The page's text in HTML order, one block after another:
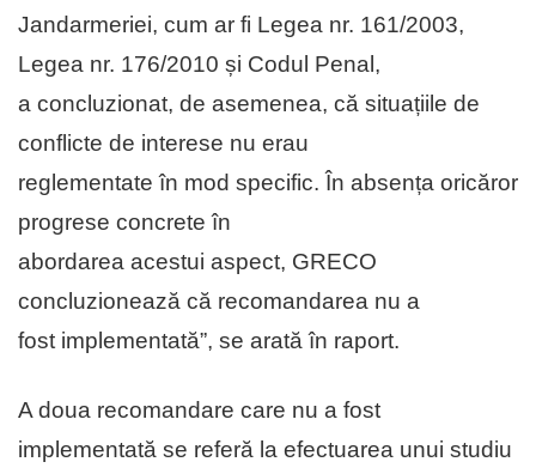
Jandarmeriei, cum ar fi Legea nr. 161/2003,
Legea nr. 176/2010 și Codul Penal,
a concluzionat, de asemenea, că situațiile de
conflicte de interese nu erau
reglementate în mod specific. În absența oricăror
progrese concrete în
abordarea acestui aspect, GRECO
concluzionează că recomandarea nu a
fost implementată”, se arată în raport.
A doua recomandare care nu a fost
implementată se referă la efectuarea unui studiu